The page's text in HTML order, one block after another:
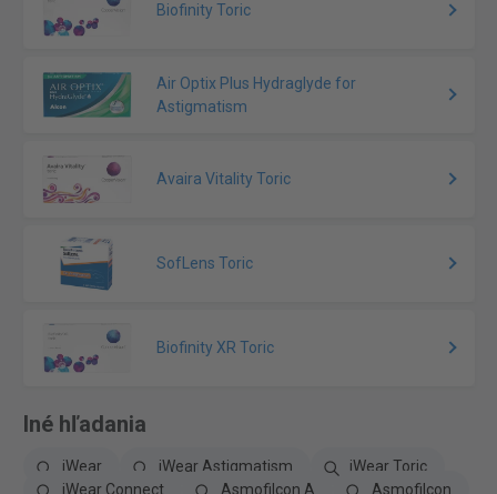
Biofinity Toric
Air Optix Plus Hydraglyde for
Astigmatism
Avaira Vitality Toric
SofLens Toric
Biofinity XR Toric
Iné hľadania
iWear iWear Astigmatism
iWear Toric
iWear Connect
Asmofilcon A
Asmofilcon